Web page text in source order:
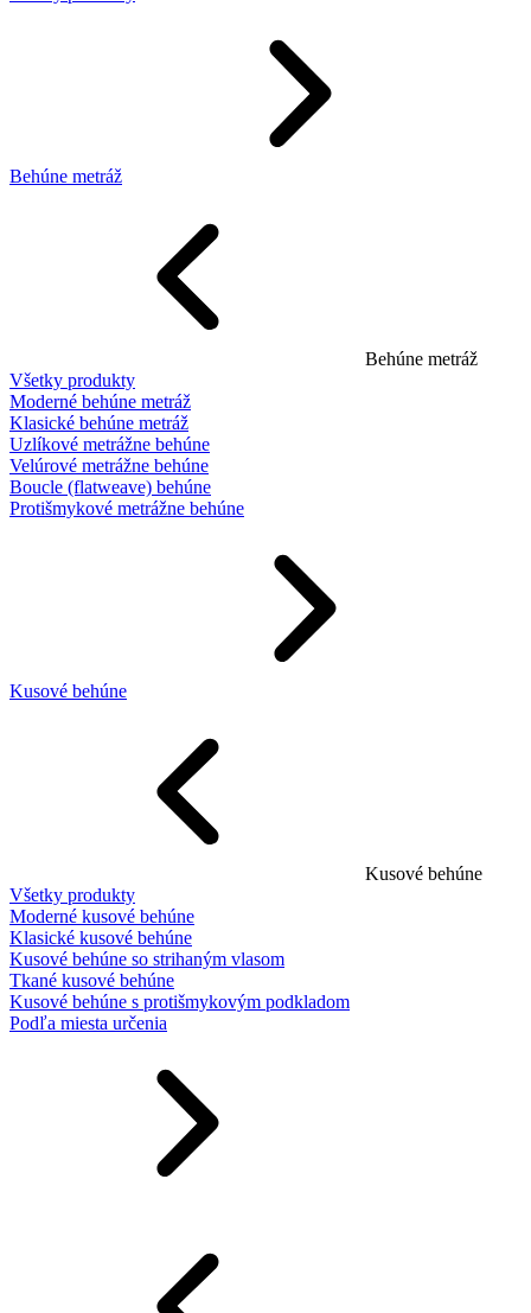
Behúne metráž
Behúne metráž
Všetky produkty
Moderné behúne metráž
Klasické behúne metráž
Uzlíkové metrážne behúne
Velúrové metrážne behúne
Boucle (flatweave) behúne
Protišmykové metrážne behúne
Kusové behúne
Kusové behúne
Všetky produkty
Moderné kusové behúne
Klasické kusové behúne
Kusové behúne so strihaným vlasom
Tkané kusové behúne
Kusové behúne s protišmykovým podkladom
Podľa miesta určenia